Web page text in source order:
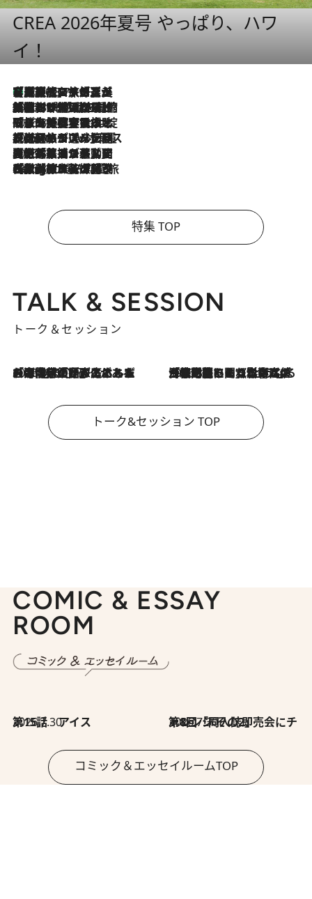
CREA 2026年夏号 やっぱり、ハワ
イ！
2026.8.7
【厳選旅コスメ】「多機能アイテムがメイン！」旅好き美容エディターが選んだ夏旅ベストコスメを発表【Mサイズジップ】
2026.8.6
「荷物が増えるほど旅ストレスは増す」美容ジャーナリストがたどり着いた最終結論。“化粧品を劇的に減らす”感動の凝縮美容とは
2026.8.6
「旅先には金髪ウィッグを持参」日本と同じメイクでは損してる!? 美容ジャーナリストが提案する“掟破りの旅美容”とは
2026.8.6
【厳選旅コスメ】「身軽さ＆UV対策重視！」ヘアアーティストshucoが選んだ夏旅ベストコスメを発表【Mサイズジップ】
2026.8.5
【厳選旅コスメ】国内をあちこち移動する河井菜摘が選んだ夏旅ベストコスメ発表！「リラックスアイテムはマスト」【Mサイズジップ】
2026.8.4
【厳選旅コスメ】「紫外線＆乾燥対策しながらメイク感も！」ヘア＆メイクGeorgeが選んだ夏旅ベストコスメを発表！【Mサイズジップ】
特集 TOP
TALK & SESSION
トーク＆セッション
2026.8.3
「今後値上げがあるとすれば…」「リスクがあるのは今年の冬」エネルギー専門家が語る、ホルムズ海峡封鎖が家庭にもたらす“ある心配” 2026.8.3
「住宅建てられない…」「サーチャージ料の高値が続いている」ホルムズ海峡封鎖による影響はいつまで続く？《エネルギー専門家に聞く“どうなる日本の暮らし”》
トーク&セッション TOP
COMIC & ESSAY
ROOM
2026.7.30
第15話 アイス 2026.7.30
第8回「同人誌即売会にチャレンジ その2」
コミック＆エッセイルームTOP